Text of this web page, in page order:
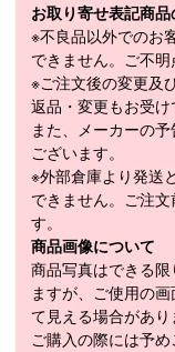
商品在庫につきまし
在庫管理システム
ングサイトと共有
数分間隔での在庫
グによりましては
その際にはご案内
す。
お取り寄せ表記商
※不良品以外でのお
できません。ご不明
※ご注文後の変更及
返品・変更もお受け
また、メーカーの
ございます。
※外部倉庫より発送
できません。ご注
す。
商品画像について
商品写真はできる
ますが、ご使用の
て見える場合があり
ご購入の際には予め